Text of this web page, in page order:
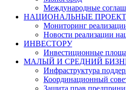
Международные
НАЦИОНАЛЬНЫЕ
Мониторинг
Новости реализации
ИНВЕСТОРУ
Инвестиционные
МАЛЫЙ И СРЕДНИЙ
Инфраструктура
Координационный
Защита прав